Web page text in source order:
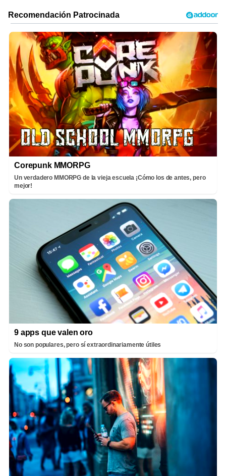
Corepunk MMORPG
Un verdadero MMORPG de la vieja escuela ¡Cómo los de antes, pero
mejor!
9 apps que valen oro
No son populares, pero sí extraordinariamente útiles